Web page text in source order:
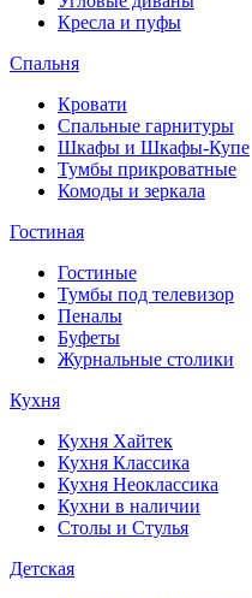
Кресла и пуфы
Спальня
Кровати
Спальные гарнитуры
Шкафы и Шкафы-Купе
Тумбы прикроватные
Комоды и зеркала
Гостиная
Гостиные
Тумбы под телевизор
Пеналы
Буфеты
Журнальные столики
Кухня
Кухня Хайтек
Кухня Классика
Кухня Неоклассика
Кухни в наличии
Столы и Стулья
Детская